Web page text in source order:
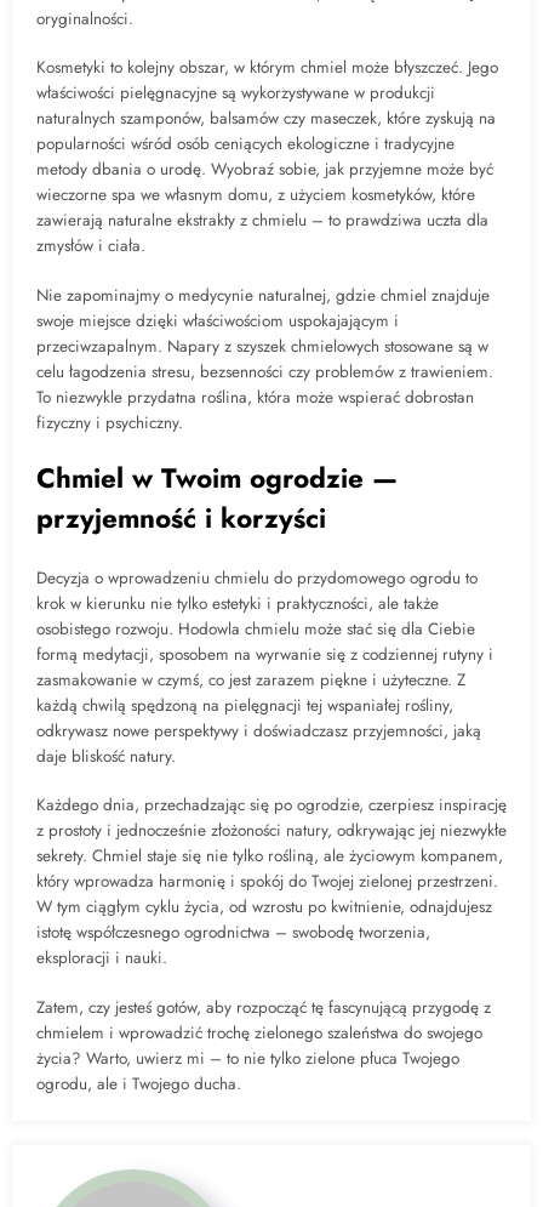
oryginalności.
Kosmetyki to kolejny obszar, w którym chmiel może błyszczeć. Jego
właściwości pielęgnacyjne są wykorzystywane w produkcji
naturalnych szamponów, balsamów czy maseczek, które zyskują na
popularności wśród osób ceniących ekologiczne i tradycyjne
metody dbania o urodę. Wyobraź sobie, jak przyjemne może być
wieczorne spa we własnym domu, z użyciem kosmetyków, które
zawierają naturalne ekstrakty z chmielu – to prawdziwa uczta dla
zmysłów i ciała.
Nie zapominajmy o medycynie naturalnej, gdzie chmiel znajduje
swoje miejsce dzięki właściwościom uspokajającym i
przeciwzapalnym. Napary z szyszek chmielowych stosowane są w
celu łagodzenia stresu, bezsenności czy problemów z trawieniem.
To niezwykle przydatna roślina, która może wspierać dobrostan
fizyczny i psychiczny.
Chmiel w Twoim ogrodzie —
przyjemność i korzyści
Decyzja o wprowadzeniu chmielu do przydomowego ogrodu to
krok w kierunku nie tylko estetyki i praktyczności, ale także
osobistego rozwoju. Hodowla chmielu może stać się dla Ciebie
formą medytacji, sposobem na wyrwanie się z codziennej rutyny i
zasmakowanie w czymś, co jest zarazem piękne i użyteczne. Z
każdą chwilą spędzoną na pielęgnacji tej wspaniałej rośliny,
odkrywasz nowe perspektywy i doświadczasz przyjemności, jaką
daje bliskość natury.
Każdego dnia, przechadzając się po ogrodzie, czerpiesz inspirację
z prostoty i jednocześnie złożoności natury, odkrywając jej niezwykłe
sekrety. Chmiel staje się nie tylko rośliną, ale życiowym kompanem,
który wprowadza harmonię i spokój do Twojej zielonej przestrzeni.
W tym ciągłym cyklu życia, od wzrostu po kwitnienie, odnajdujesz
istotę współczesnego ogrodnictwa – swobodę tworzenia,
eksploracji i nauki.
Zatem, czy jesteś gotów, aby rozpocząć tę fascynującą przygodę z
chmielem i wprowadzić trochę zielonego szaleństwa do swojego
życia? Warto, uwierz mi – to nie tylko zielone płuca Twojego
ogrodu, ale i Twojego ducha.